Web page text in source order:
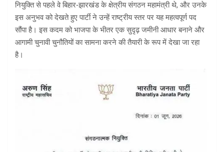
नियुक्ति से पहले वे बिहार‑झारखंड के क्षेत्रीय संगठन महामंत्री थे, और उनके
इस अनुभव को देखते हुए पार्टी ने उन्हें राष्ट्रीय स्तर पर यह महत्वपूर्ण पद
सौंपा है। इस कदम को भाजपा के भीतर एक सुदृढ़ जमीनी आधार बनाने और
आगामी चुनावी चुनौतियों का सामना करने की तैयारी के रूप में देखा जा रहा
है।